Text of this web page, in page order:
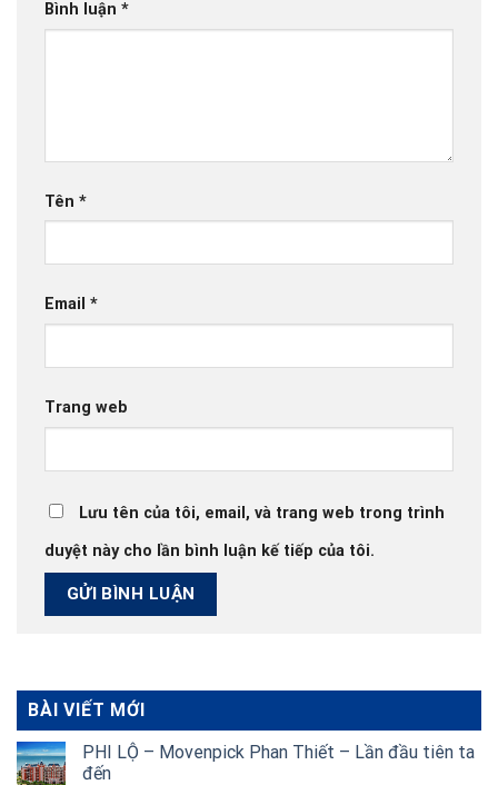
Bình luận *
Tên *
Email *
Trang web
Lưu tên của tôi, email, và trang web trong trình
duyệt này cho lần bình luận kế tiếp của tôi.
BÀI VIẾT MỚI
PHI LỘ – Movenpick Phan Thiết – Lần đầu tiên ta
đến